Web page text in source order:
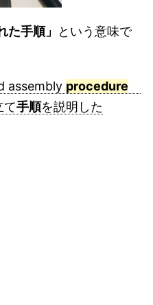
た手順」
という意味で
assembly procedure
て手順を説明した